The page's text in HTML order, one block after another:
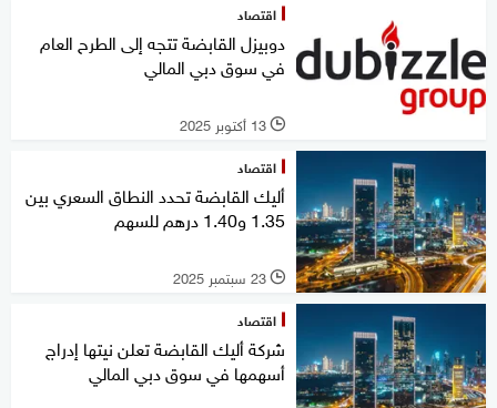
اقتصاد
دوبيزل القابضة تتجه إلى الطرح العام
في سوق دبي المالي
l 13 أكتوبر 2025
اقتصاد
أليك القابضة تحدد النطاق السعري بين
1.35 و1.40 درهم للسهم
l 23 سبتمبر 2025
اقتصاد
شركة أليك القابضة تعلن نيتها إدراج
أسهمها في سوق دبي المالي